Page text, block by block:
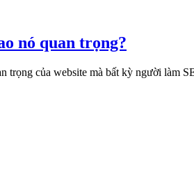
nó quan trọng?
trọng của website mà bất kỳ người làm